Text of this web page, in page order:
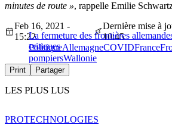
minutes de route », rappelle Emilie
La fermeture des frontières
critiques
Feb 16, 2021 -
15:22
Dernière mise à
10:45
PolitiqueAllemagneCOVIDFrance
pompiersWallonie
Print Partager
LES PLUS LUS
PROTECHNOLOGIES